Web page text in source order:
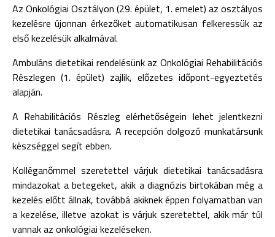
Az Onkológiai Osztályon (29. épület, 1. emelet) az osztályos
kezelésre újonnan érkezőket automatikusan felkeressük az
első kezelésük alkalmával.
Ambuláns dietetikai rendelésünk az Onkológiai Rehabilitációs
Részlegen (1. épület) zajlik, előzetes időpont-egyeztetés
alapján.
A Rehabilitációs Részleg elérhetőségein lehet jelentkezni
dietetikai tanácsadásra. A recepción dolgozó munkatársunk
készséggel segít ebben.
Kolléganőmmel szeretettel várjuk dietetikai tanácsadásra
mindazokat a betegeket, akik a diagnózis birtokában még a
kezelés előtt állnak, továbbá akiknek éppen folyamatban van
a kezelése, illetve azokat is várjuk szeretettel, akik már túl
vannak az onkológiai kezeléseken.